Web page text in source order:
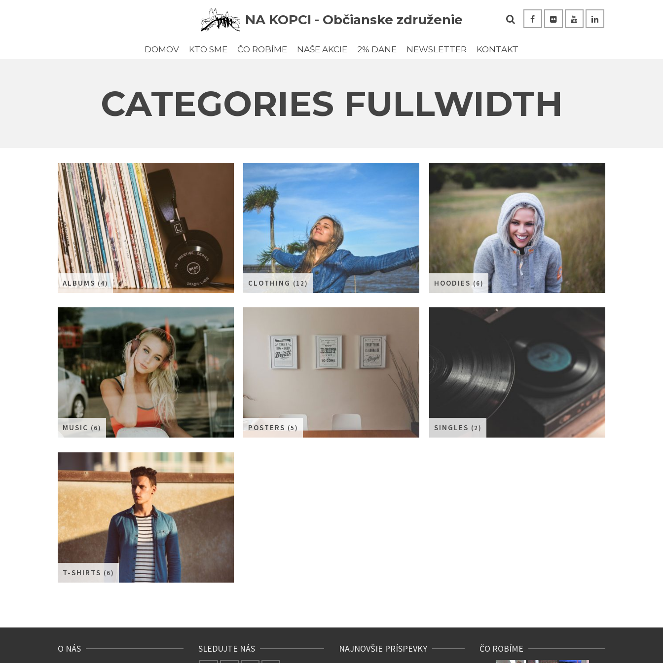
NA KOPCI - Občianske združenie
DOMOV KTO SME ČO ROBÍME NAŠE AKCIE 2% DANE NEWSLETTER KONTAKT
CATEGORIES FULLWIDTH
ALBUMS (4) CLOTHING (12) HOODIES (6)
MUSIC (6) POSTERS (5) SINGLES (2)
T-SHIRTS (6)
O NÁS SLEDUJTE NÁS NAJNOVŠIE PRÍSPEVKY ČO ROBÍME